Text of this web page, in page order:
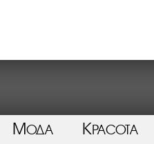
Мода Красота